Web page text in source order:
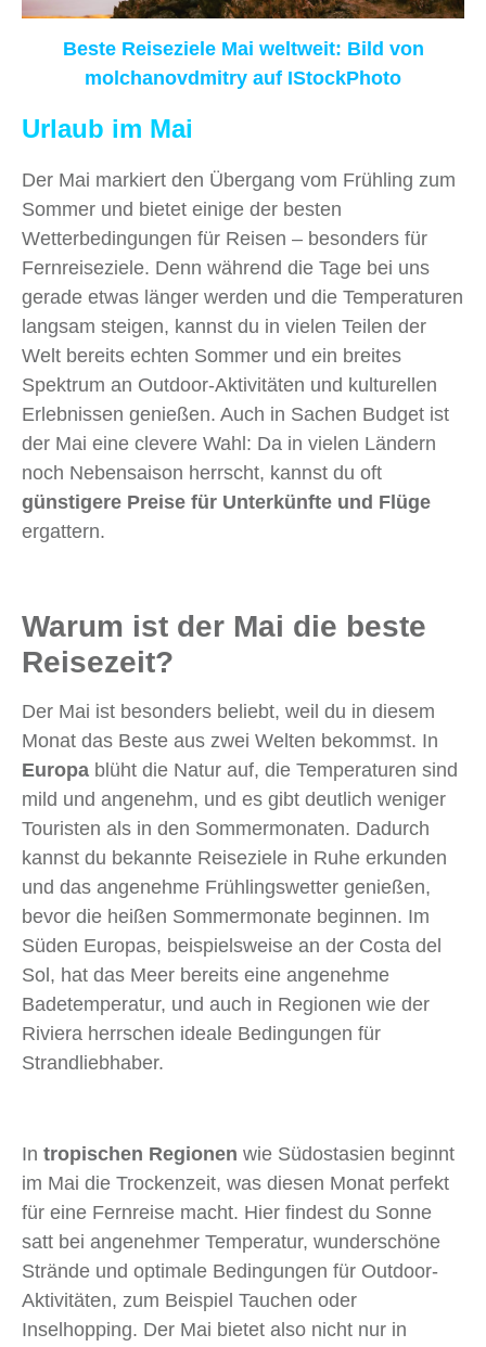
Beste Reiseziele Mai weltweit: Bild von
molchanovdmitry auf IStockPhoto
Urlaub im Mai
Der Mai markiert den Übergang vom Frühling zum
Sommer und bietet einige der besten
Wetterbedingungen für Reisen – besonders für
Fernreiseziele. Denn während die Tage bei uns
gerade etwas länger werden und die Temperaturen
langsam steigen, kannst du in vielen Teilen der
Welt bereits echten Sommer und ein breites
Spektrum an Outdoor-Aktivitäten und kulturellen
Erlebnissen genießen. Auch in Sachen Budget ist
der Mai eine clevere Wahl: Da in vielen Ländern
noch Nebensaison herrscht, kannst du oft
günstigere Preise für Unterkünfte und Flüge
ergattern.
Warum ist der Mai die beste
Reisezeit?
Der Mai ist besonders beliebt, weil du in diesem
Monat das Beste aus zwei Welten bekommst. In
Europa blüht die Natur auf, die Temperaturen sind
mild und angenehm, und es gibt deutlich weniger
Touristen als in den Sommermonaten. Dadurch
kannst du bekannte Reiseziele in Ruhe erkunden
und das angenehme Frühlingswetter genießen,
bevor die heißen Sommermonate beginnen. Im
Süden Europas, beispielsweise an der Costa del
Sol, hat das Meer bereits eine angenehme
Badetemperatur, und auch in Regionen wie der
Riviera herrschen ideale Bedingungen für
Strandliebhaber.
In tropischen Regionen wie Südostasien beginnt
im Mai die Trockenzeit, was diesen Monat perfekt
für eine Fernreise macht. Hier findest du Sonne
satt bei angenehmer Temperatur, wunderschöne
Strände und optimale Bedingungen für Outdoor-
Aktivitäten, zum Beispiel Tauchen oder
Inselhopping. Der Mai bietet also nicht nur in